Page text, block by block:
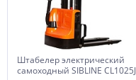
Штабелер электрический
самоходный SIBLINE CL1025J